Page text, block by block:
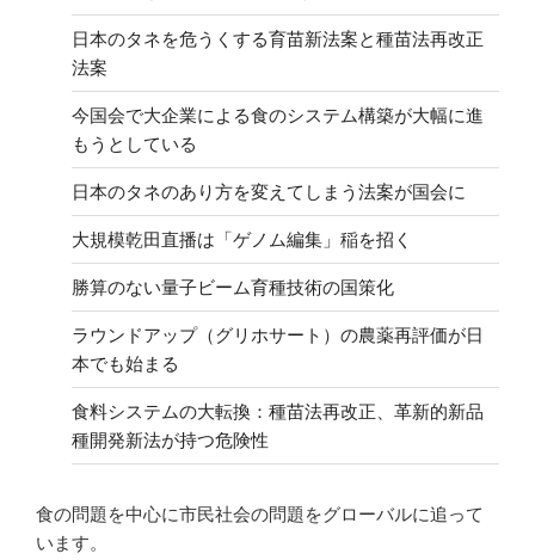
日本のタネを危うくする育苗新法案と種苗法再改正
法案
今国会で大企業による食のシステム構築が大幅に進
もうとしている
日本のタネのあり方を変えてしまう法案が国会に
大規模乾田直播は「ゲノム編集」稲を招く
勝算のない量子ビーム育種技術の国策化
ラウンドアップ（グリホサート）の農薬再評価が日
本でも始まる
食料システムの大転換：種苗法再改正、革新的新品
種開発新法が持つ危険性
食の問題を中心に市民社会の問題をグローバルに追って
います。